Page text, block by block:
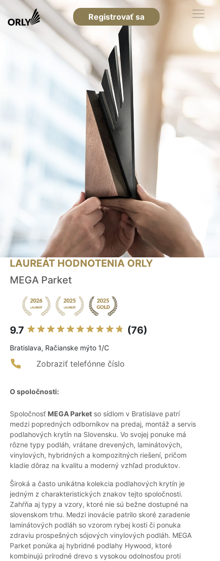
Registrovať sa
LAUREÁT HODNOTENIA ORLY
MEGA Parket
9.7 (76)
Bratislava, Račianske mýto 1/C
Zobraziť telefónne číslo
O spoločnosti:
Spoločnosť MEGA Parket so sídlom v Bratislave patrí
medzi popredných odborníkov na predaj, montáž a servis
podlahových krytín na Slovensku. Vo svojej ponuke má
rôzne typy podláh, vrátane drevených, laminátových,
vinylových, hybridných a kompozitných riešení, pričom
kladie dôraz na kvalitu a moderný vzhľad produktov.
Široká a často unikátna kolekcia podlahových krytín je
jedným z charakteristických znakov tejto spoločnosti.
Zahŕňa aj typy a vzory, ktoré nie sú bežne dostupné na
slovenskom trhu. Medzi inovácie patrilo skoré zaradenie
laminátových podláh so vzorom rybej kosti či ponuka
zdraviu prospešných sójových vinylových podláh. MEGA
Parket ponúka aj hybridné podlahy Hywood, ktoré
kombinujú prírodné drevo s vysokou odolnosťou proti